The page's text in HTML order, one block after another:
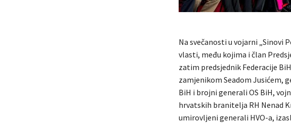
Na svečanosti u vojarni „Sinovi
vlasti, među kojima i član
zatim predsjednik Federacije
zamjenikom Seadom Jusićem,
BiH i brojni generali OS BiH,
hrvatskih branitelja RH Nenad
umirovljeni generali HVO-a,